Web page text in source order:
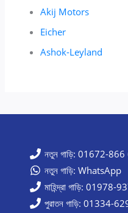
Akij Motors
Eicher
Ashok-Leyland
নতুন গাড়ি: 01672-
নতুন গাড়ি: WhatsApp
মাহিন্দ্রা গাড়ি: 01978-
পুরাতন গাড়ি: 01334-